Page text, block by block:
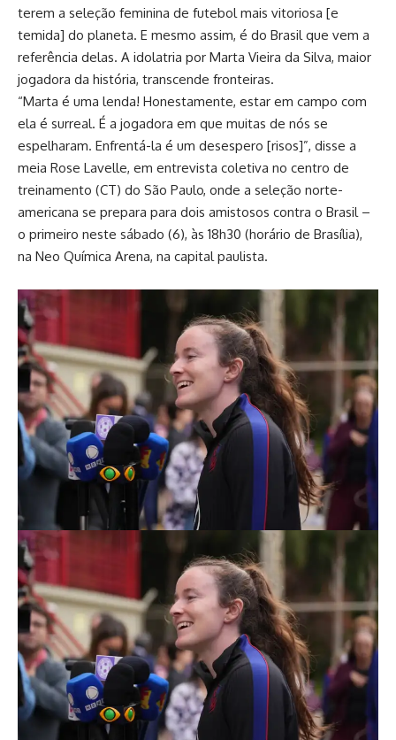
terem a seleção feminina de futebol mais vitoriosa [e
temida] do planeta. E mesmo assim, é do Brasil que vem a
referência delas. A idolatria por Marta Vieira da Silva, maior
jogadora da história, transcende fronteiras.
“Marta é uma lenda! Honestamente, estar em campo com
ela é surreal. É a jogadora em que muitas de nós se
espelharam. Enfrentá-la é um desespero [risos]”, disse a
meia Rose Lavelle, em entrevista coletiva no centro de
treinamento (CT) do São Paulo, onde a seleção norte-
americana se prepara para dois amistosos contra o Brasil –
o primeiro neste sábado (6), às 18h30 (horário de Brasília),
na Neo Química Arena, na capital paulista.